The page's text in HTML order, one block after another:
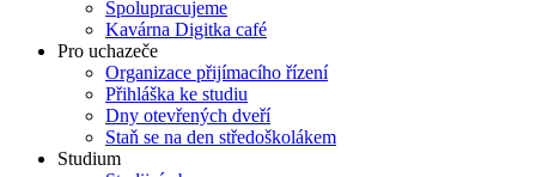
Spolupracujeme
Kavárna Digitka café
Pro uchazeče
Organizace přijímacího řízení
Přihláška ke studiu
Dny otevřených dveří
Staň se na den středoškolákem
Studium